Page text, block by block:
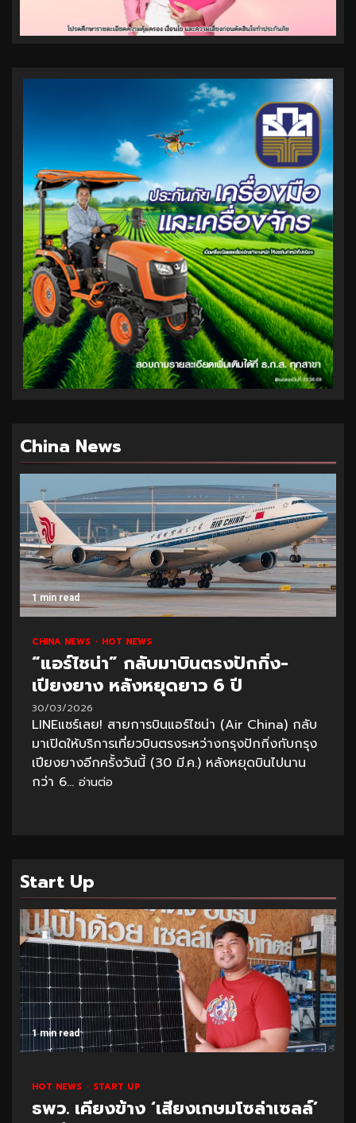
China News
1 min read
CHINA NEWS HOT NEWS
“แอร์ไชน่า” กลับมาบินตรงปักกิ่ง-
เปียงยาง หลังหยุดยาว 6 ปี
30/03/2026
LINEแชร์เลย! สายการบินแอร์ไชน่า (Air China) กลับ
มาเปิดให้บริการเที่ยวบินตรงระหว่างกรุงปักกิ่งกับกรุง
เปียงยางอีกครั้งวันนี้ (30 มี.ค.) หลังหยุดบินไปนาน
กว่า 6... อ่านต่อ
Start Up
1 min read
HOT NEWS START UP
ธพว. เคียงข้าง ‘เสียงเกษมโซล่าเซลล์’